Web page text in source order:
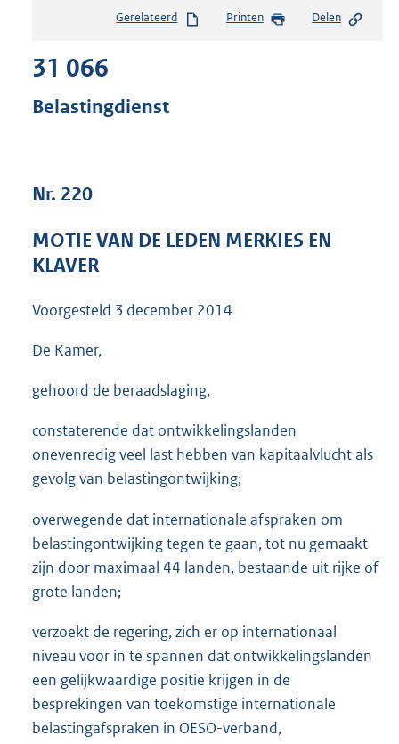
s
e
Gerelateerd Printen Delen
31 066
Belastingdienst
Nr. 220
MOTIE VAN DE LEDEN MERKIES EN
KLAVER
Voorgesteld 3 december 2014
De Kamer,
gehoord de beraadslaging,
constaterende dat ontwikkelingslanden
onevenredig veel last hebben van kapitaalvlucht als
gevolg van belastingontwijking;
overwegende dat internationale afspraken om
belastingontwijking tegen te gaan, tot nu gemaakt
zijn door maximaal 44 landen, bestaande uit rijke of
grote landen;
verzoekt de regering, zich er op internationaal
niveau voor in te spannen dat ontwikkelingslanden
een gelijkwaardige positie krijgen in de
besprekingen van toekomstige internationale
belastingafspraken in OESO-verband,